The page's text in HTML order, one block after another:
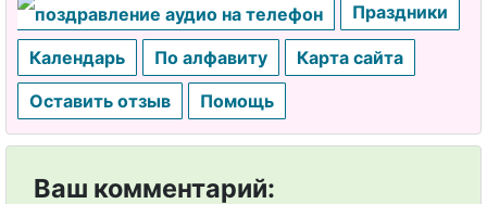
Праздники
Календарь По алфавиту
Карта сайта
Оставить отзыв
Помощь
Ваш комментарий: